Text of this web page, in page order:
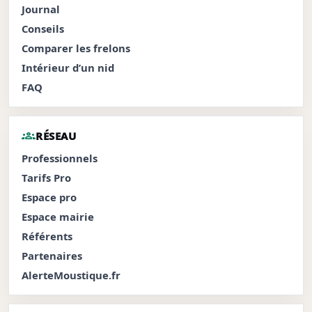
Journal
Conseils
Comparer les frelons
Intérieur d’un nid
FAQ
groupsRÉSEAU
Professionnels
Tarifs Pro
Espace pro
Espace mairie
Référents
Partenaires
AlerteMoustique.fr